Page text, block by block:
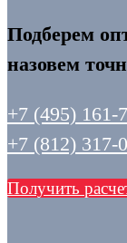
Подберем
назовем
+7 (495) 161-
+7 (812) 317-
Получить